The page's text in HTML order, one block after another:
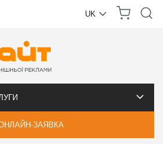
UK
ЗАЯВКА